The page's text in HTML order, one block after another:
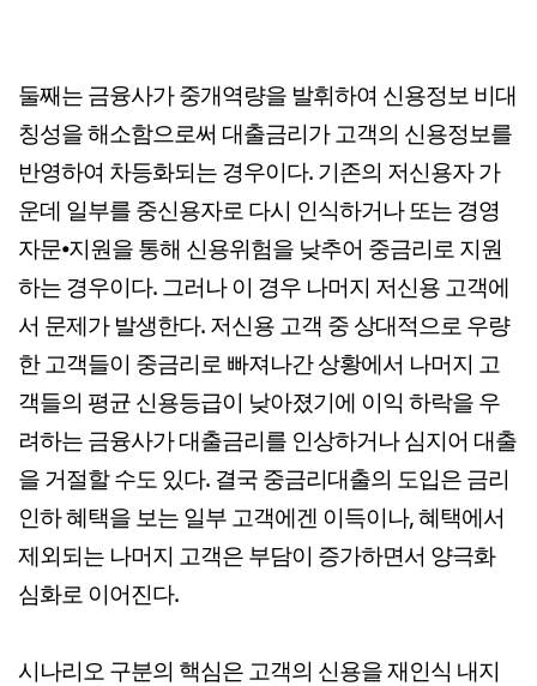
둘째는 금융사가 중개역량을 발휘하여 신용정보 비대
칭성을 해소함으로써 대출금리가 고객의 신용정보를
반영하여 차등화되는 경우이다. 기존의 저신용자 가
운데 일부를 중신용자로 다시 인식하거나 또는 경영
자문⦁지원을 통해 신용위험을 낮추어 중금리로 지원
하는 경우이다. 그러나 이 경우 나머지 저신용 고객에
서 문제가 발생한다. 저신용 고객 중 상대적으로 우량
한 고객들이 중금리로 빠져나간 상황에서 나머지 고
객들의 평균 신용등급이 낮아졌기에 이익 하락을 우
려하는 금융사가 대출금리를 인상하거나 심지어 대출
을 거절할 수도 있다. 결국 중금리대출의 도입은 금리
인하 혜택을 보는 일부 고객에겐 이득이나, 혜택에서
제외되는 나머지 고객은 부담이 증가하면서 양극화
심화로 이어진다.
시나리오 구분의 핵심은 고객의 신용을 재인식 내지